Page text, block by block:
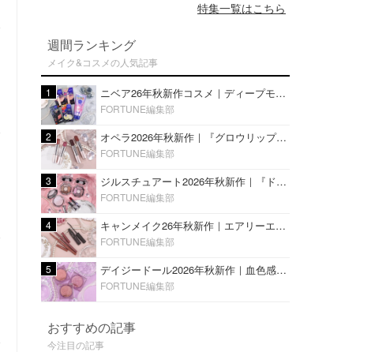
特集一覧はこちら
週間ランキング
メイク&コスメの人気記事
1 ニベア26年秋新作コスメ｜ディープモイスチャーリップの美容液タイプや2in1ボディクリームスクラブも
FORTUNE編集部
2 オペラ2026年秋新作｜『グロウリップティント』の新色・限定色はローズジャムカラー♡全4色をレビュー
FORTUNE編集部
3 ジルスチュアート2026年秋新作｜『ドレスドブルーム アイズ』新色や限定ハイライト・リップをレビュー
FORTUNE編集部
4 キャンメイク26年秋新作｜エアリーエクステンションライナー＆カールスナイパーマスカラ新色をレビュー
FORTUNE編集部
5 デイジードール2026年秋新作｜血色感が可愛い♡『パウダー ブラッシュ ブルーム』新3色をレビュー
FORTUNE編集部
おすすめの記事
今注目の記事